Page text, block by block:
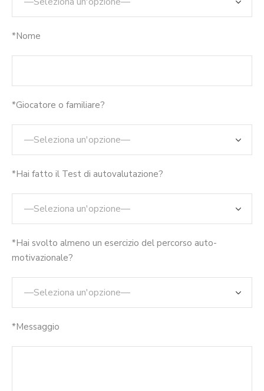
*Nome
*Giocatore o familiare?
*Hai fatto il Test di autovalutazione?
*Hai svolto almeno un esercizio del percorso auto-
motivazionale?
*Messaggio